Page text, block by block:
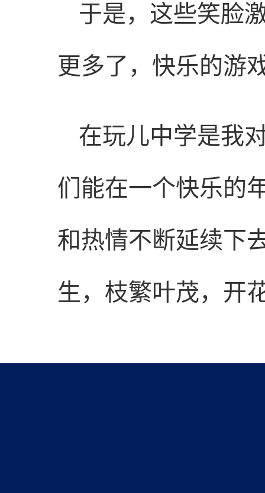
于是，这些笑脸
更多了，快乐的游
在玩儿中学是我
们能在一个快乐的
和热情不断延续下
生，枝繁叶茂，开